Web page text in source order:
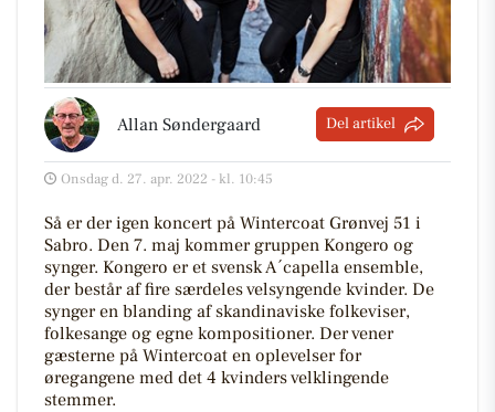
Allan Søndergaard Del artikel
Onsdag d. 27. apr. 2022 - kl. 10:45
Så er der igen koncert på Wintercoat Grønvej 51 i
Sabro. Den 7. maj kommer gruppen Kongero og
synger. Kongero er et svensk A´capella ensemble,
der består af fire særdeles velsyngende kvinder. De
synger en blanding af skandinaviske folkeviser,
folkesange og egne kompositioner. Der vener
gæsterne på Wintercoat en oplevelser for
øregangene med det 4 kvinders velklingende
stemmer.